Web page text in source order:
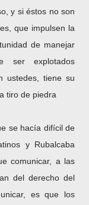
y si éstos no son
que impulsen la
de manejar
ser explotados
ustedes, tiene su
tiro de piedra
se hacía difícil de
y Rubalcaba
comunicar, a las
del derecho del
es que los